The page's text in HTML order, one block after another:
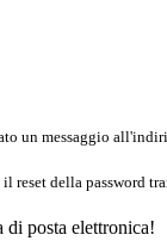
un messaggio
reset della password
di posta elettronica!